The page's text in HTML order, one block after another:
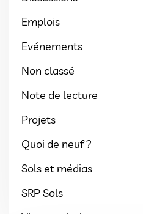
Emplois
Evénements
Non classé
Note de lecture
Projets
Quoi de neuf ?
Sols et médias
SRP Sols